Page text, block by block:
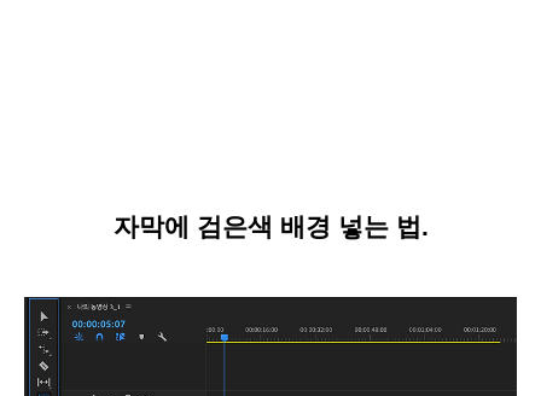
자막에 검은색 배경 넣는 법.